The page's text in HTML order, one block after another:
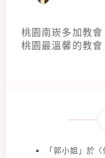
桃園南崁多加教會
桃園最溫馨的教會
「郭小姐 」於〈